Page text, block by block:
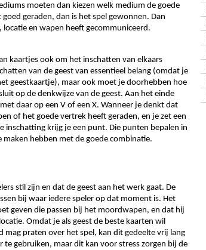
moeten dan kiezen welk medium de goede
geraden, dan is het spel gewonnen. Dan
en wapen heeft gecommuniceerd.
kaartjes ook om het inschatten van elkaars
van de geest van essentieel belang (omdat je
geestkaartje), maar ook moet je doorhebben hoe
op de denkwijze van de geest. Aan het einde
daar op een V of een X. Wanneer je denkt dat
of het goede vertrek heeft geraden, en je zet een
inschatting krijg je een punt. Die punten bepalen in
hebben met de goede combinatie.
stil zijn en dat de geest aan het werk gaat. De
bij waar iedere speler op dat moment is. Het
geven die passen bij het moordwapen, en dat hij
Omdat je als geest de beste kaarten wil
praten over het spel, kan dit gedeelte vrij lang
gebruiken, maar dit kan voor stress zorgen bij de